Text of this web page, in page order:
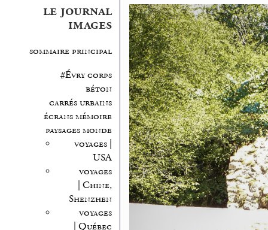
le journal
images
sommaire principal
#Évry corps
béton
carrés urbains
écrans mémoire
paysages monde
voyages |
USA
voyages
| Chine,
Shenzhen
voyages
| Québec